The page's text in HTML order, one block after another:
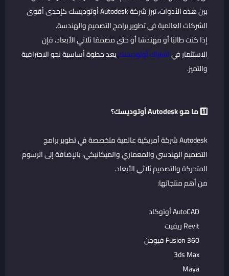
بين هذه الأدوات، تبرز شركة Autodesk أوتوديسك كإحدى أقوى
الشركات العالمية في تطوير برامج التصميم والهندسة.
إذا كنت طالبًا أو مهندسًا أو حتى مصممًا ثلاثي الأبعاد، فإن
الاستثمار فياشتراك أوتوديسكيعد خطوة أساسية نحو الاحترافية
والتميز.
1️⃣ ما هو Autodesk أوتوديسك؟
Autodesk شركة أمريكية عالمية متخصصة في تطوير برامج
التصميم الهندسي والمعماري والميكانيكي، بالإضافة إلى الرسوم
المتحركة والتصميم ثلاثي الأبعاد.
من أهم منتجاتها:
AutoCAD أوتوكاد
Revit ريفيت
Fusion 360 فيوجن
3ds Max
Maya